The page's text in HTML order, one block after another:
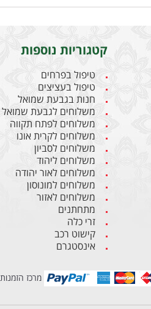
קטגוריות נוספות
טיפול בפרחים
טיפול בעציצים
חנות בגבעת שמואל
משלוחים לגבעת שמואל
משלוחים לפתח תקווה
משלוחים לקרית אונו
משלוחים לסביון
משלוחים ליהוד
משלוחים לאור יהודה
משלוחים למונוסון
משלוחים לאזור
מתחתנים
זרי כלה
קישוט רכב
אינסטגרם
מרכז הזמנות